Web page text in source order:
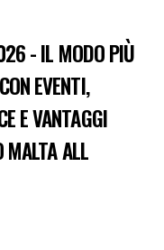
- IL MODO PIÙ
EVENTI,
E VANTAGGI
MALTA ALL